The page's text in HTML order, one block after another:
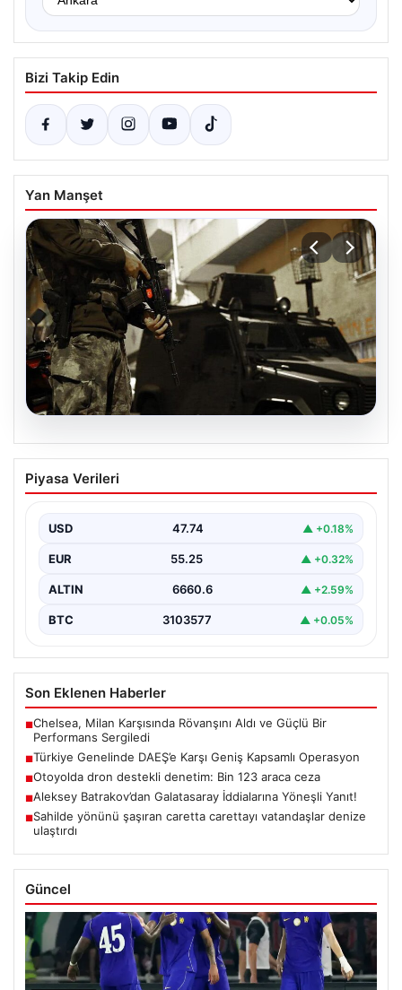
Bizi Takip Edin
Yan Manşet
07.08.2026
Türkiye Genelinde DAEŞ’e Karşı Geniş
Kapsamlı Operasyon
yönelik 30 şehirde büyük çaplı bir operasyon
gerçekleştirildi. Jandarma…
Piyasa Verileri
USD 47.74 ▲ +0.18%
EUR 55.25 ▲ +0.32%
ALTIN 6660.6 ▲ +2.59%
BTC 3103577 ▲ +0.05%
Son Eklenen Haberler
■Chelsea, Milan Karşısında Rövanşını Aldı ve Güçlü Bir
Performans Sergiledi
■Türkiye Genelinde DAEŞ’e Karşı Geniş Kapsamlı Operasyon
■Otoyolda dron destekli denetim: Bin 123 araca ceza
■Aleksey Batrakov’dan Galatasaray İddialarına Yöneşli Yanıt!
■Sahilde yönünü şaşıran caretta carettayı vatandaşlar denize
ulaştırdı
Güncel